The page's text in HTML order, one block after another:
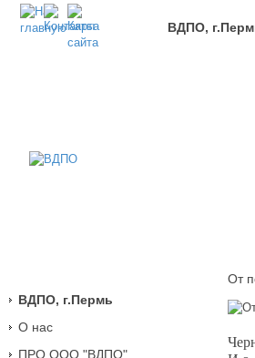
ВДПО,
ВДПО, г.Пермь
О нас
ПРО ООО "ВДПО"
От